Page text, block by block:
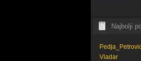
Najbolji
Vladar